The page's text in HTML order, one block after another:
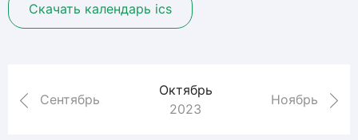
Скачать календарь ics
Сентябрь
Октябрь
2023
Ноябрь